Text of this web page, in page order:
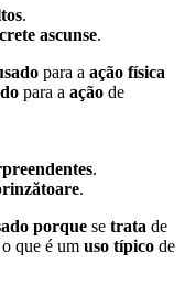
.
ascunse.
para a ação física
para a ação de
.
.
porque se trata de
o que é um uso típico de